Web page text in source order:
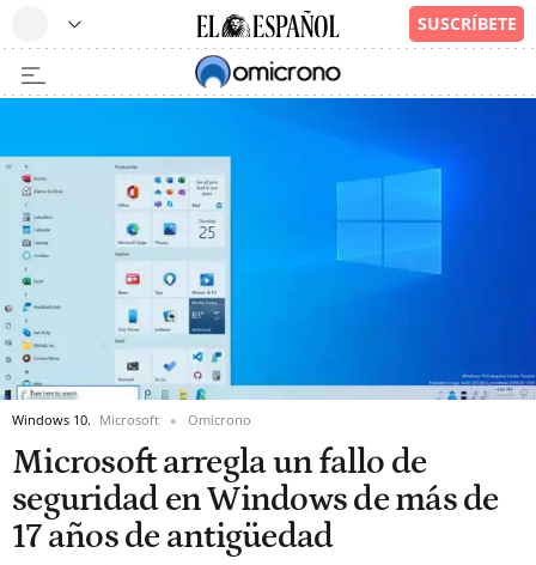
Windows 10. Microsoft Omicrono
Microsoft arregla un fallo de
seguridad en Windows de más de
17 años de antigüedad